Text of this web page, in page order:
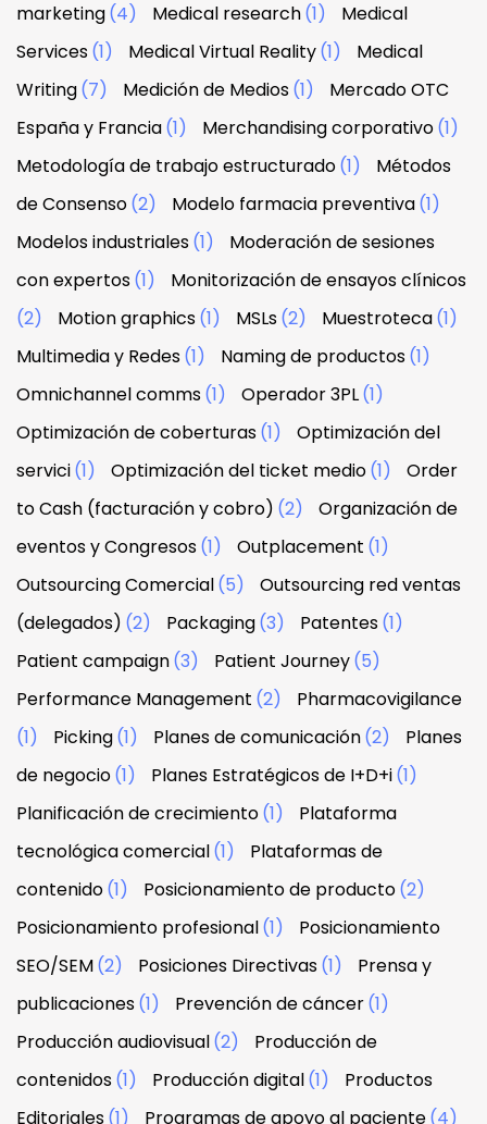
marketing(4) Medical research(1)
Medical
Services(1) Medical Virtual Reality(1)
Medical
Writing(7) Medición de Medios(1)
Mercado OTC
España y Francia(1) Merchandising corporativo(1)
Metodología de trabajo estructurado(1)
Métodos
de Consenso(2) Modelo farmacia preventiva(1)
Modelos industriales(1)
Moderación de sesiones
con expertos(1)
Monitorización de ensayos clínicos
(2)
Motion graphics(1) MSLs(2) Muestroteca(1)
Multimedia y Redes(1) Naming de productos(1)
Omnichannel comms(1) Operador 3PL(1)
Optimización de coberturas(1)
Optimización del
servici(1) Optimización del ticket medio(1)
Order
to Cash (facturación y cobro) (2)
Organización de
eventos y Congresos(1) Outplacement (1)
Outsourcing Comercial(5)
Outsourcing red ventas
(delegados) (2) Packaging(3) Patentes(1)
Patient campaign(3) Patient Journey(5)
Performance Management (2)
Pharmacovigilance
(1)
Picking(1) Planes de comunicación(2)
Planes
de negocio(1) Planes Estratégicos de I+D+i(1)
Planificación de crecimiento(1)
Plataforma
tecnológica comercial(1)
Plataformas de
contenido(1) Posicionamiento de producto(2)
Posicionamiento profesional(1)
Posicionamiento
SEO/SEM(2) Posiciones Directivas(1)
Prensa y
publicaciones(1) Prevención de cáncer(1)
Producción audiovisual(2)
Producción de
contenidos(1) Producción digital(1)
Productos
Editoriales(1) Programas de apoyo al paciente(4)